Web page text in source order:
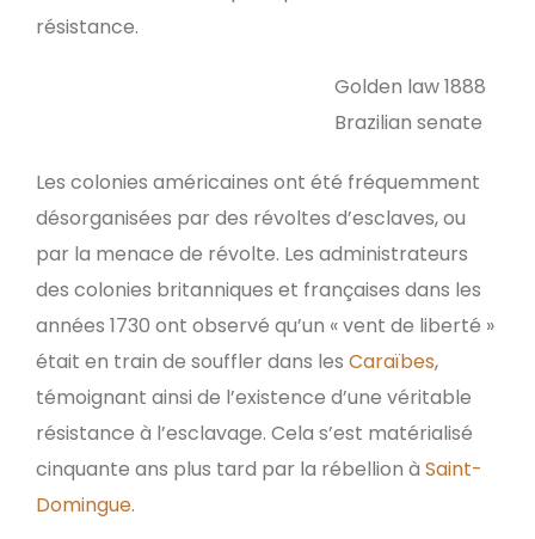
résistance.
Golden law 1888
Brazilian senate
Les colonies américaines ont été fréquemment
désorganisées par des révoltes d’esclaves, ou
par la menace de révolte. Les administrateurs
des colonies britanniques et françaises dans les
années 1730 ont observé qu’un « vent de liberté »
était en train de souffler dans les Caraïbes,
témoignant ainsi de l’existence d’une véritable
résistance à l’esclavage. Cela s’est matérialisé
cinquante ans plus tard par la rébellion à Saint-
Domingue.